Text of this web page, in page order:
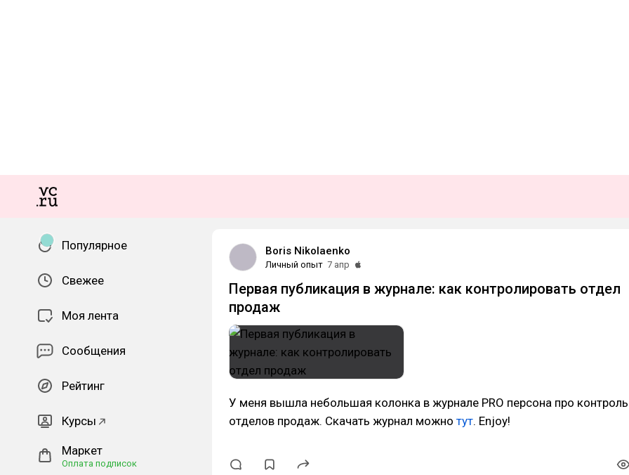
Популярное
Свежее
Моя лента
Сообщения
Рейтинг
Курсы
Маркет
Оплата подписок
Boris Nikolaenko
Личный опыт 7 апр
Первая публикация в журнале: как контролировать отдел
продаж
У меня вышла небольшая колонка в журнале PRO персона про контроль
отделов продаж. Скачать журнал можно тут. Enjoy!